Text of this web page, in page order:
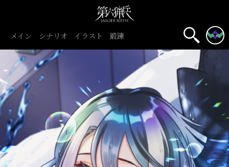
メイン シナリオ イラスト 鍛錬
名前表示